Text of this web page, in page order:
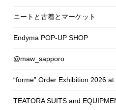
ニートと古着とマーケット
Endyma POP-UP SHOP
@maw_sapporo
“forme” Order Exhibition 2026 at
TEATORA SUITS and